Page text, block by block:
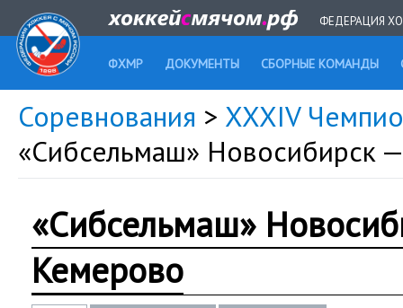
ФЕДЕРАЦИЯ
ФХМР ДОКУМЕНТЫ СБОРНЫЕ КОМАНДЫ
Соревнования > XXXIV
«Сибсельмаш» Новосибирск
«Сибсельмаш»
Кемерово